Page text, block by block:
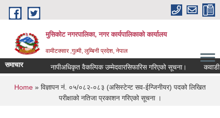
Skip to main content
मुसिकोट नगरपालिका, नगर कार्यपालिकाकाे कार्यालय
वामीटक्सार ,गुल्मी, लुम्बिनी प्रदेश, नेपाल
समाचार नापीअधिकृत वैकल्पिक उम्मेदवारसिफारिस गरिएको सूचना। कवाडी
You are here
Home » विज्ञापन नं. ०५/०८२-०८३ (असिस्टेन्ट सव-ईन्जिनीयर) पदको लिखित
परीक्षाको नतिजा प्रकाशन गरिएको सूचना ।